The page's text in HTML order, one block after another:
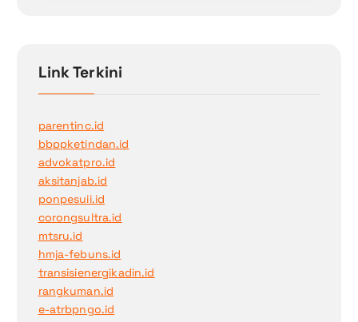
Link Terkini
parentinc.id
bbppketindan.id
advokatpro.id
aksitanjab.id
ponpesuii.id
corongsultra.id
mtsru.id
hmja-febuns.id
transisienergikadin.id
rangkuman.id
e-atrbpngo.id